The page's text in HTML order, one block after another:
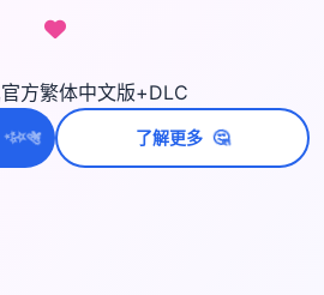
方繁体中文版+DLC
✨
⭐💫 了解更多 🤔